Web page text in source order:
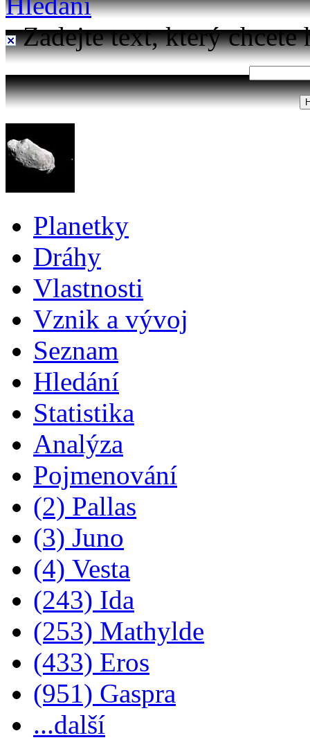
Zadejte text, který chcete
Planetky
Dráhy
Vlastnosti
Vznik a vývoj
Seznam
Hledání
Statistika
Analýza
Pojmenování
(2) Pallas
(3) Juno
(4) Vesta
(243) Ida
(253) Mathylde
(433) Eros
(951) Gaspra
...další